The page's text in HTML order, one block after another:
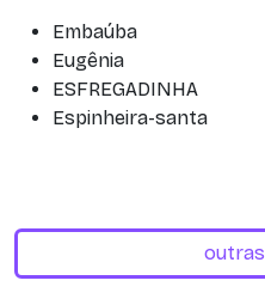
Embaúba
Eugênia
ESFREGADINHA
Espinheira-santa
outras